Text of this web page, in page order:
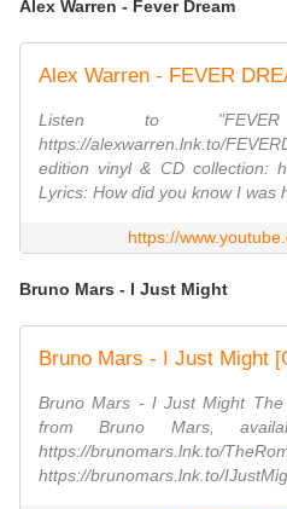
Alex Warren - Fever Dream
Alex Warren - FEVER
Listen to
https://alexwarren.lnk.to/
edition vinyl & CD collection:
Lyrics: How did you know I was
https://
Bruno Mars - I Just Might
Bruno Mars - I Just Might
Bruno Mars - I Just Might
from Bruno Mars,
https://brunomars.lnk.to/
https://brunomars.lnk.to/